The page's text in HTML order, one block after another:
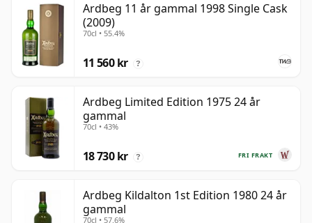
Ardbeg 11 år gammal 1998 Single Cask
(2009)
70cl • 55.4%
11 560 kr ?
Ardbeg Limited Edition 1975 24 år
gammal
70cl • 43%
FRI FRAKT
18 730 kr ?
Ardbeg Kildalton 1st Edition 1980 24 år
gammal
70cl • 57.6%